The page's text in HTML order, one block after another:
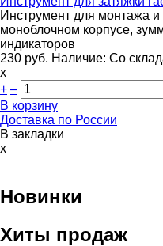
Инструмент для монтажа
моноблочном корпусе,
индикаторов
230 руб. Наличие: Со
х
+ –
В корзину
Доставка по России
В закладки
x
Новинки
Хиты продаж